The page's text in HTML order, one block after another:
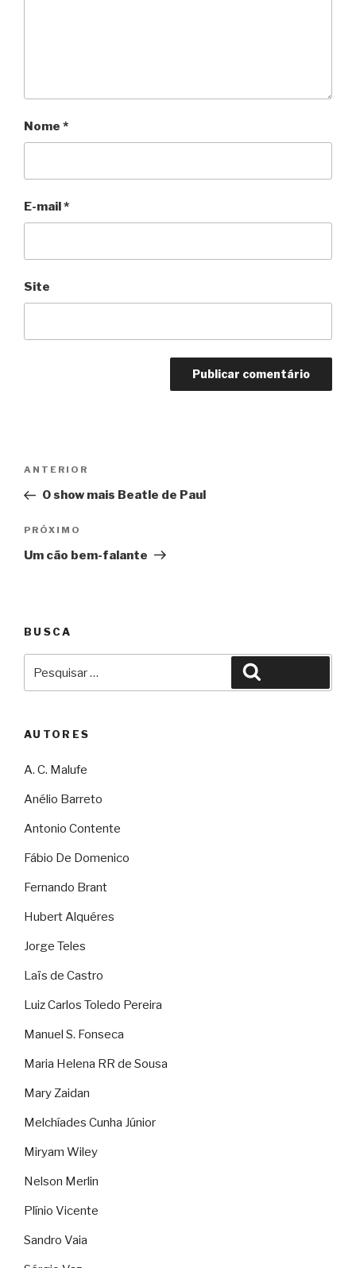
Nome *
E-mail*
Site
Post
Anterior
ANTERIOR
O show mais Beatle de Paul
Próximo
PRÓXIMO
Um cão bem-falante
BUSCA
por:
AUTORES
A. C. Malufe
Anélio Barreto
Antonio Contente
Fábio De Domenico
Fernando Brant
Hubert Alquéres
Jorge Teles
Laïs de Castro
Luiz Carlos Toledo Pereira
Manuel S. Fonseca
Maria Helena RR de Sousa
Mary Zaidan
Melchíades Cunha Júnior
Miryam Wiley
Nelson Merlin
Plínio Vicente
Sandro Vaia